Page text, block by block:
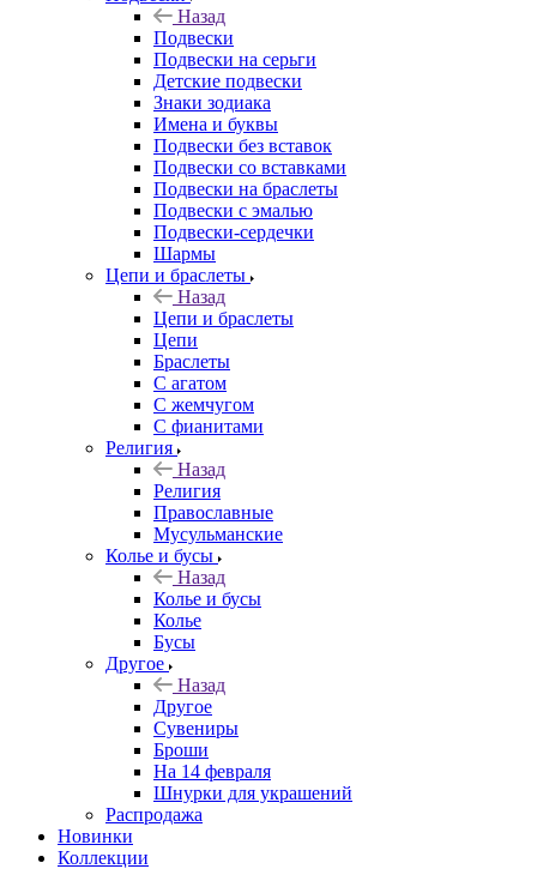
Назад
Подвески
Подвески на серьги
Детские подвески
Знаки зодиака
Имена и буквы
Подвески без вставок
Подвески со вставками
Подвески на браслеты
Подвески с эмалью
Подвески-сердечки
Шармы
Цепи и браслеты
Назад
Цепи и браслеты
Цепи
Браслеты
С агатом
С жемчугом
С фианитами
Религия
Назад
Религия
Православные
Мусульманские
Колье и бусы
Назад
Колье и бусы
Колье
Бусы
Другое
Назад
Другое
Сувениры
Броши
На 14 февраля
Шнурки для украшений
Распродажа
Новинки
Коллекции